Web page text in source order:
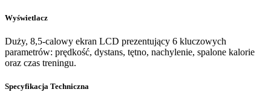
Wyświetlacz
Duży, 8,5-calowy ekran LCD prezentujący 6 kluczowych
parametrów: prędkość, dystans, tętno, nachylenie, spalone kalorie
oraz czas treningu.
Specyfikacja Techniczna